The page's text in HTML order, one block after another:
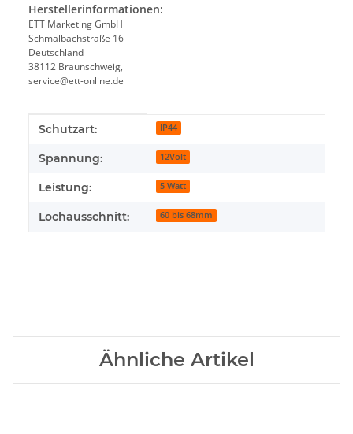
Herstellerinformationen:
ETT Marketing GmbH
Schmalbachstraße 16
Deutschland
38112 Braunschweig,
service@ett-online.de
Produkteigenschaft
Wert
Schutzart: IP44
Spannung: 12Volt
Leistung: 5 Watt
Lochausschnitt: 60 bis 68mm
Ähnliche Artikel